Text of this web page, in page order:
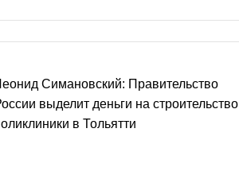
Симановский: Правительство
выделит деньги на строительство
в Тольятти